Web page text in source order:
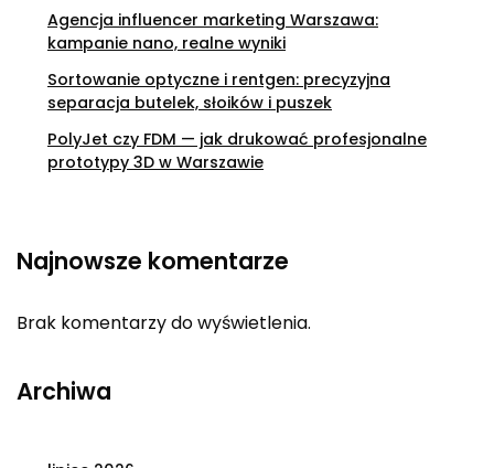
Agencja influencer marketing Warszawa:
kampanie nano, realne wyniki
Sortowanie optyczne i rentgen: precyzyjna
separacja butelek, słoików i puszek
PolyJet czy FDM — jak drukować profesjonalne
prototypy 3D w Warszawie
Najnowsze komentarze
Brak komentarzy do wyświetlenia.
Archiwa